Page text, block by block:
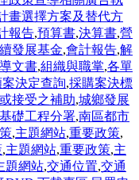
畫選擇方案及替代方
報告,預算書,決算書,營
發展基金,會計報告,解
文書,組織與職掌,各單
決定查詢,採購案決標
接受之補助,城鄉發展
礎工程分署,南區都市
,主題網站,重要政策,
,主題網站,重要政策,主
題網站,交通位置,交通